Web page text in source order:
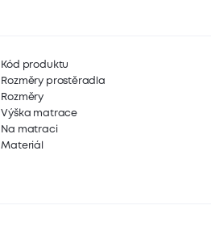
Kód produktu
Rozměry prostěradla
Rozměry
Výška matrace
Na matraci
Materiál